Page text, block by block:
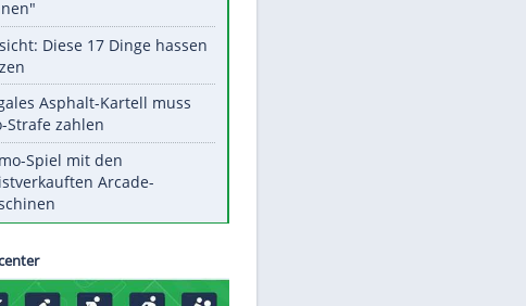
Drohne dringt im Luftraum von
Nato-Staat Bulgarien ein
Durch die Jahre mit Panikrocker
Udo Lindenberg
Witteks über Beinahe-
können"